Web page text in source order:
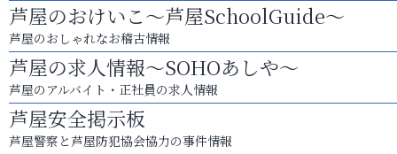
芦屋のおけいこ～芦屋SchoolGuide～
芦屋のおしゃれなお稽古情報
芦屋の求人情報～SOHOあしや～
芦屋のアルバイト・正社員の求人情報
芦屋安全掲示板
芦屋警察と芦屋防犯協会協力の事件情報